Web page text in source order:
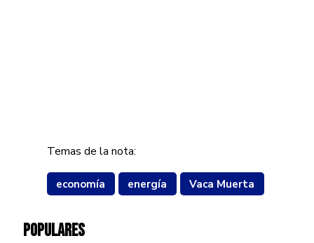
Temas de la nota:
economía energía Vaca Muerta
POPULARES